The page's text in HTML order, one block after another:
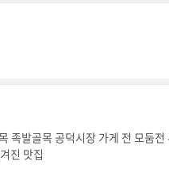
족발골목 공덕시장 가게 전 모둠
진 맛집